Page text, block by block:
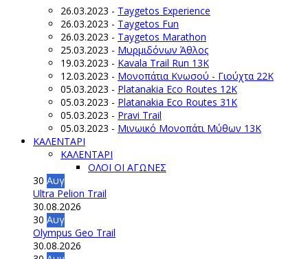
26.03.2023 - Taygetos Experience
26.03.2023 - Taygetos Fun
26.03.2023 - Taygetos Marathon
25.03.2023 - Μυρμιδόνων Άθλος
19.03.2023 - Kavala Trail Run 13K
12.03.2023 - Μονοπάτια Κνωσού - Γιούχτα 22Κ
05.03.2023 - Platanakia Eco Routes 12K
05.03.2023 - Platanakia Eco Routes 31K
05.03.2023 - Pravi Trail
05.03.2023 - Μινωικό Μονοπάτι Μύθων 13Κ
ΚΑΛΕΝΤΑΡΙ
ΚΑΛΕΝΤΑΡΙ
ΟΛΟΙ ΟΙ ΑΓΩΝΕΣ
30 Αυγ
Ultra Pelion Trail
30.08.2026
30 Αυγ
Olympus Geo Trail
30.08.2026